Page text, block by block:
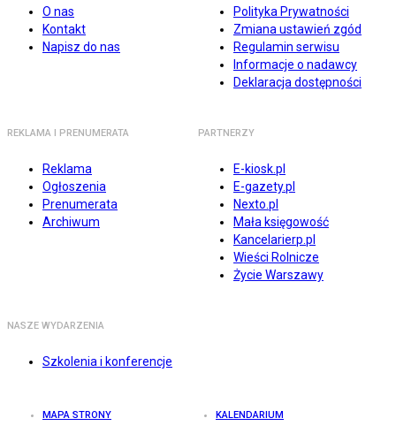
O nas
Kontakt
Napisz do nas
Polityka Prywatności
Zmiana ustawień zgód
Regulamin serwisu
Informacje o nadawcy
Deklaracja dostępności
REKLAMA I PRENUMERATA
Reklama
Ogłoszenia
Prenumerata
Archiwum
PARTNERZY
E-kiosk.pl
E-gazety.pl
Nexto.pl
Mała księgowość
Kancelarierp.pl
Wieści Rolnicze
Życie Warszawy
NASZE WYDARZENIA
Szkolenia i konferencje
MAPA STRONY KALENDARIUM